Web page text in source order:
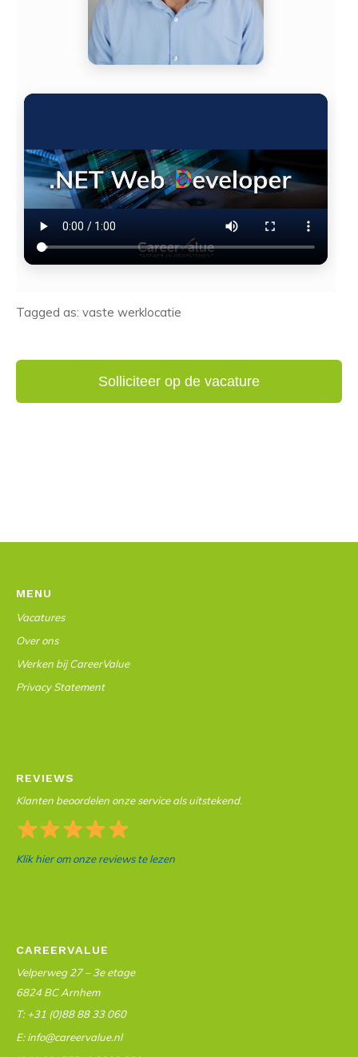
Tagged as: vaste werklocatie
MENU
Vacatures
Over ons
Werken bij CareerValue
Privacy Statement
REVIEWS
Klanten beoordelen onze service als uitstekend.
Klik hier om onze reviews te lezen
CAREERVALUE
Velperweg 27 – 3e etage
6824 BC Arnhem
T: +31 (0)88 88 33 060
E: info@careervalue.nl